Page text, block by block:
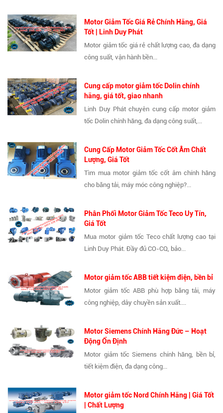
Motor Giảm Tốc Giá Rẻ Chính Hãng, Giá
Tốt | Linh Duy Phát
Motor giảm tốc giá rẻ chất lượng cao, đa dạng
công suất, vận hành bền...
Cung cấp motor giảm tốc Dolin chính
hãng, giá tốt, giao nhanh
Linh Duy Phát chuyên cung cấp motor giảm
tốc Dolin chính hãng, đa dạng công suất,...
Cung Cấp Motor Giảm Tốc Cốt Âm Chất
Lượng, Giá Tốt
Tìm mua motor giảm tốc cốt âm chính hãng
cho băng tải, máy móc công nghiệp?...
Phân Phối Motor Giảm Tốc Teco Uy Tín,
Giá Tốt
Mua motor giảm tốc Teco chất lượng cao tại
Linh Duy Phát. Đầy đủ CO-CQ, bảo...
Motor giảm tốc ABB tiết kiệm điện, bền bỉ
Motor giảm tốc ABB phù hợp băng tải, máy
công nghiệp, dây chuyền sản xuất....
Motor Siemens Chính Hãng Đức – Hoạt
Động Ổn Định
Motor giảm tốc Siemens chính hãng, bền bỉ,
tiết kiệm điện, đa dạng công...
Motor giảm tốc Nord Chính Hãng | Giá Tốt
| Chất Lượng